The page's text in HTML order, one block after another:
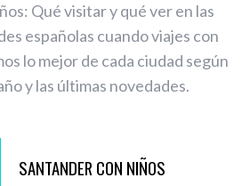
Qué visitar y qué ver en las
españolas cuando viajes con
lo mejor de cada ciudad según
y las últimas novedades.
SANTANDER CON NIÑOS